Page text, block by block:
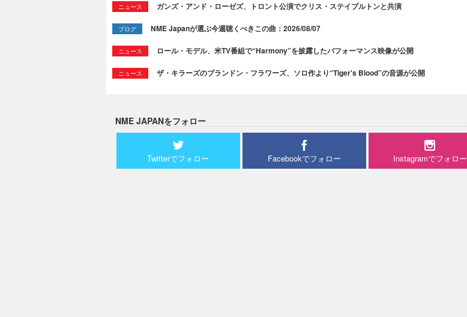
ニュース ガンズ・アンド・ローゼズ、トロント公演でクリス・ステイプルトンと共演
ブログ NME Japanが選ぶ今週聴くべきこの曲：2026/08/07
ニュース ロール・モデル、米TV番組で“Harmony”を披露したパフォーマンス映像が公開
ニュース ザ・キラーズのブランドン・フラワーズ、ソロ作より“Tiger's Blood”の音源が公開
NME JAPANをフォロー
Twitterでフォロー Facebookでフォロー Instagramでフォロー